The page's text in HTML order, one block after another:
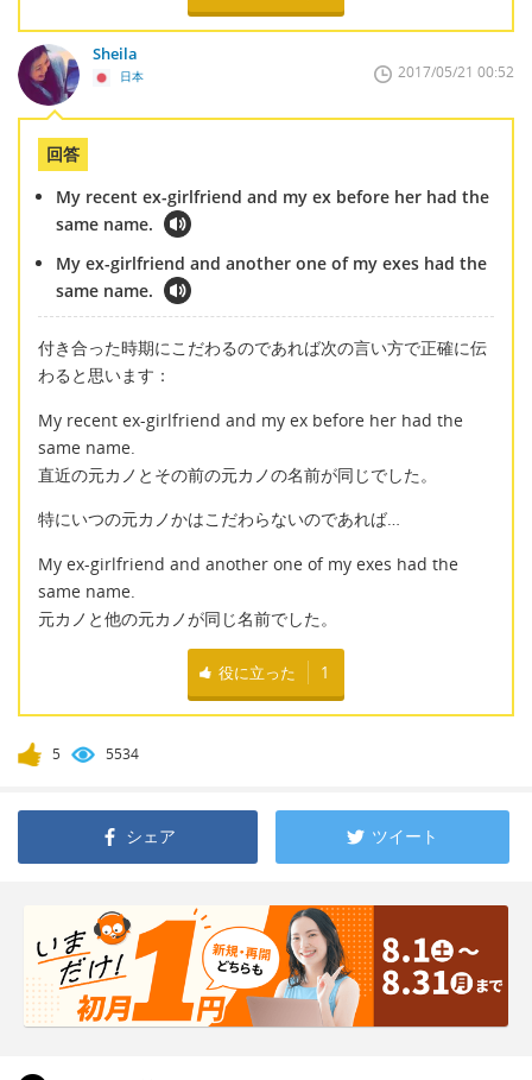
Sheila
日本 2017/05/21 00:52
回答
My recent ex-girlfriend and my ex before her had the
same name.
My ex-girlfriend and another one of my exes had the
same name.
付き合った時期にこだわるのであれば次の言い方で正確に伝
わると思います：
My recent ex-girlfriend and my ex before her had the
same name.
直近の元カノとその前の元カノの名前が同じでした。
特にいつの元カノかはこだわらないのであれば…
My ex-girlfriend and another one of my exes had the
same name.
元カノと他の元カノが同じ名前でした。
役に立った 1
5 5534
シェア ツイート